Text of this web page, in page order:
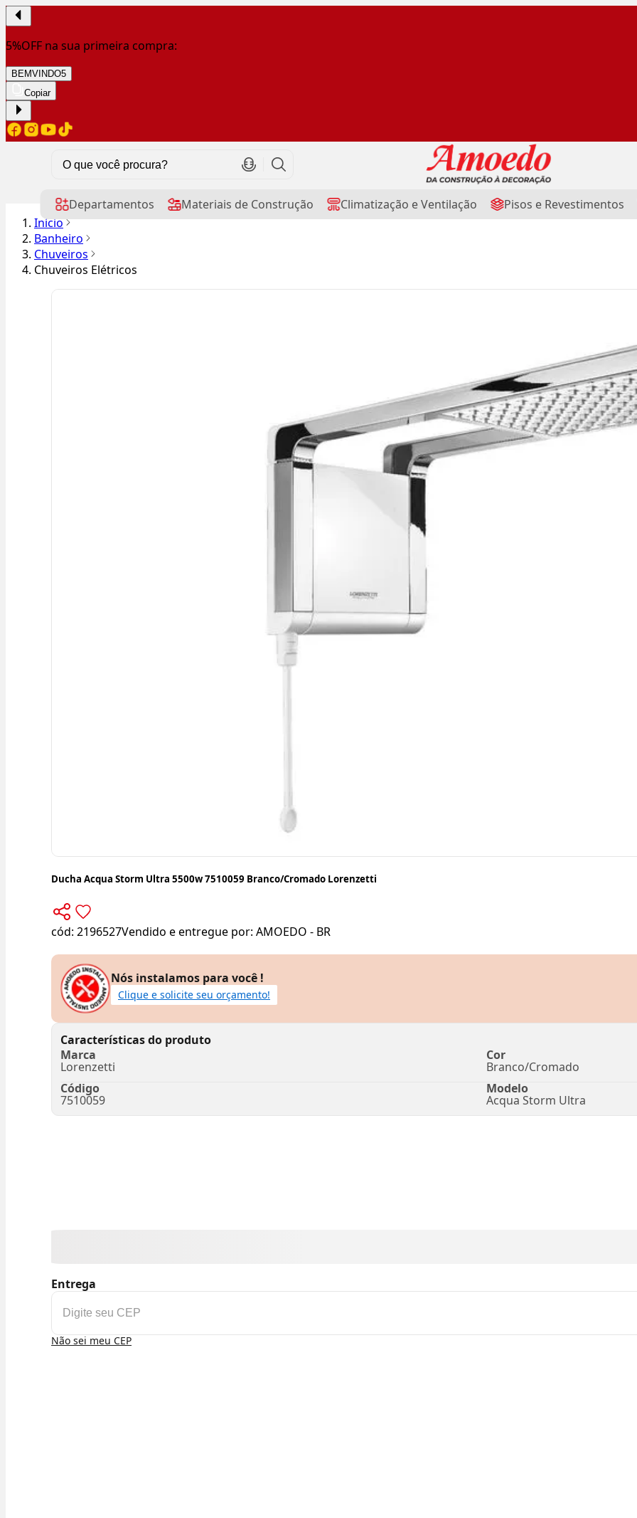
5%OFF na sua primeira compra:
BEMVINDO5
Copiar
Departamentos Materiais de Construção Climatização e Ventilação Pisos e Revestimentos
Início
Banheiro
Chuveiros
Chuveiros Elétricos
Ducha Acqua Storm Ultra 5500w 7510059 Branco/Cromado Lorenzetti
cód: 2196527Vendido e entregue por: AMOEDO - BR
Nós instalamos para você !
Clique e solicite seu orçamento!
Características do produto
Marca
Lorenzetti
Cor
Branco/Cromado
Código
7510059
Modelo
Acqua Storm Ultra
Entrega
Não sei meu CEP